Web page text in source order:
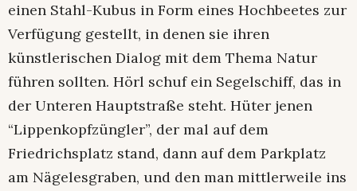
einen Stahl-Kubus in Form eines Hochbeetes zur
Verfügung gestellt, in denen sie ihren
künstlerischen Dialog mit dem Thema Natur
führen sollten. Hörl schuf ein Segelschiff, das in
der Unteren Hauptstraße steht. Hüter jenen
“Lippenkopfzüngler”, der mal auf dem
Friedrichsplatz stand, dann auf dem Parkplatz
am Nägelesgraben, und den man mittlerweile ins